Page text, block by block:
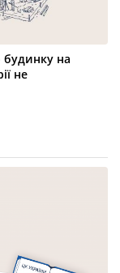
будинку на
не